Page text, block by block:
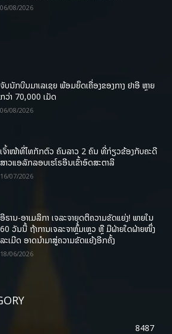
06/08/2026
ຈັບນັກບິນມາເລເຊຍ ພ້ອມຍຶດເຄື່ອງຂອງກາງ ຢາອີ ຫຼາຍ
ກວ່າ 70,000 ເມັດ
06/08/2026
ເຈົ້າໜ້າທີ່ໄທກັກຕົວ ຄົນລາວ 2 ຄົນ ທີ່ກ່ຽວຂ້ອງກັບຄະດີ
ສາວແອລັກລອບເຮໂຣອີນເຂົ້າອົດສະຕາລີ
16/07/2026
ອີຣານ-ອາເມລິກາ ເຈລະຈາຍຸດຕິຄວາມຂັດແຍ່ງ! ພາຍໃນ
60 ວັນນີ້ ຖ້າການເຈລະຈາຫຼົ້ມເຫຼວ ຫຼື ມີຝ່າຍໃດຝ່າຍໜຶ່ງ
ລະເມີດ ອາດນໍາມາສູ່ຄວາມຂັດແຍ້ງອີກຄັ້ງ
18/06/2026
8487